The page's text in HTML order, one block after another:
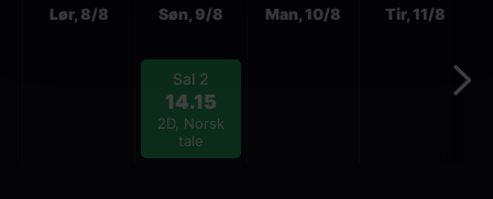
Lør, 8/8 Søn, 9/8
Sal 2
14.15
2D, Norsk
tale
Man, 10/8 Tir, 11/8